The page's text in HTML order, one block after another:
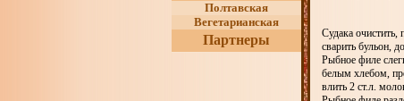
Полтавская
Вегетарианская
Партнеры
Судака очистить,
сварить бульон,
Рыбное филе
белым хлебом,
влить 2 ст.л.